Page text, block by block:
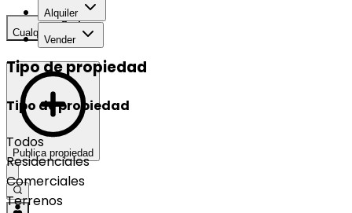
Alquiler
Vender
Publica propiedad
Cualquier
Tipo de propiedad
Tipo de propiedad
Todos
Residenciales
Comerciales
Terrenos